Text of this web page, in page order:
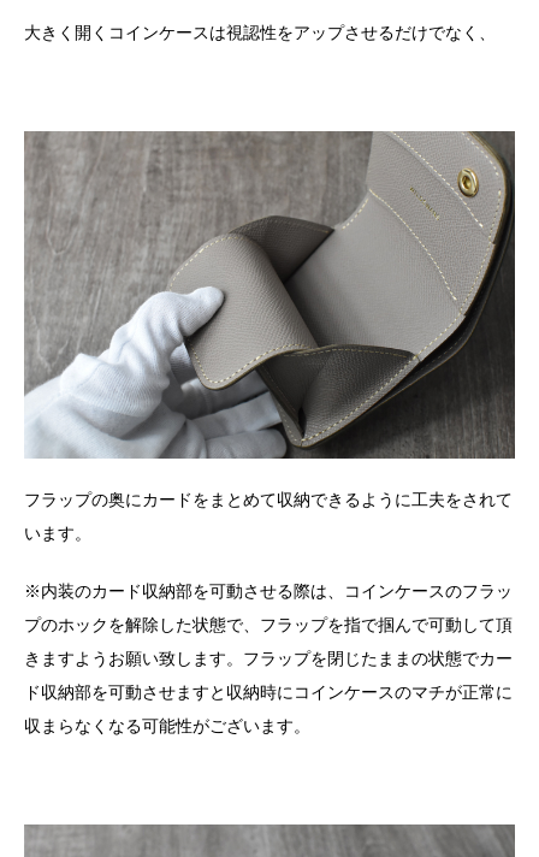
大きく開くコインケースは視認性をアップさせるだけでなく、
フラップの奥にカードをまとめて収納できるように工夫をされて
います。
※内装のカード収納部を可動させる際は、コインケースのフラッ
プのホックを解除した状態で、フラップを指で掴んで可動して頂
きますようお願い致します。フラップを閉じたままの状態でカー
ド収納部を可動させますと収納時にコインケースのマチが正常に
収まらなくなる可能性がございます。